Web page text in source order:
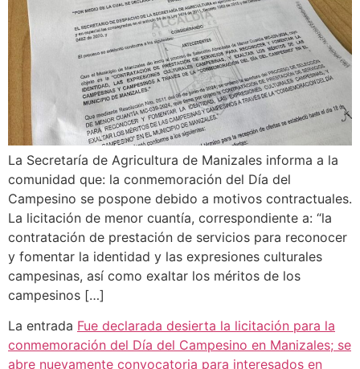
La Secretaría de Agricultura de Manizales informa a la
comunidad que: la conmemoración del Día del
Campesino se pospone debido a motivos contractuales.
La licitación de menor cuantía, correspondiente a: “la
contratación de prestación de servicios para reconocer
y fomentar la identidad y las expresiones culturales
campesinas, así como exaltar los méritos de los
campesinos […]
La entrada Fue declarada desierta la licitación para la
conmemoración del Día del Campesino en Manizales; se
abre nuevamente convocatoria para interesados en